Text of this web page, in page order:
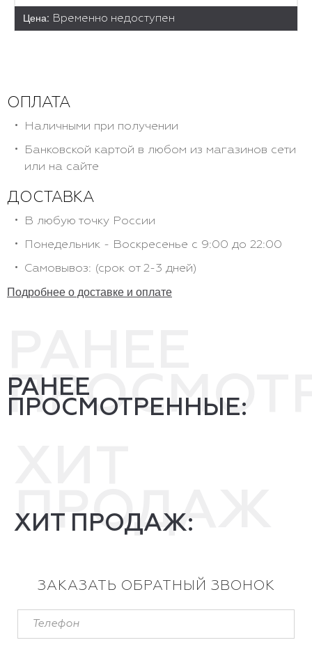
Цена: Временно недоступен
ОПЛАТА
Наличными при получении
Банковской картой в любом из магазинов сети
или на сайте
ДОСТАВКА
В любую точку России
Понедельник - Воскресенье с 9:00 до 22:00
Самовывоз: (срок от 2-3 дней)
Подробнее о доставке и оплате
РАНЕЕ
ПРОСМОТРЕННЫЕ:
ПРОДАЖ
ХИТ ПРОДАЖ:
ЗАКАЗАТЬ ОБРАТНЫЙ ЗВОНОК